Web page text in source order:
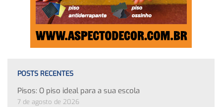
POSTS RECENTES
Pisos: O piso ideal para a sua escola
7 de agosto de 2026